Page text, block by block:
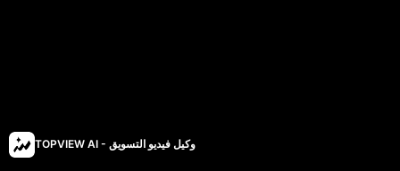
TOPVIEW AI - وكيل فيديو التسويق